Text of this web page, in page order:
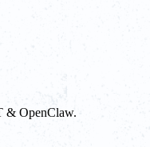
& OpenClaw.